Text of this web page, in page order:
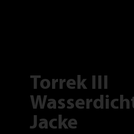
Torrek III
Jacke